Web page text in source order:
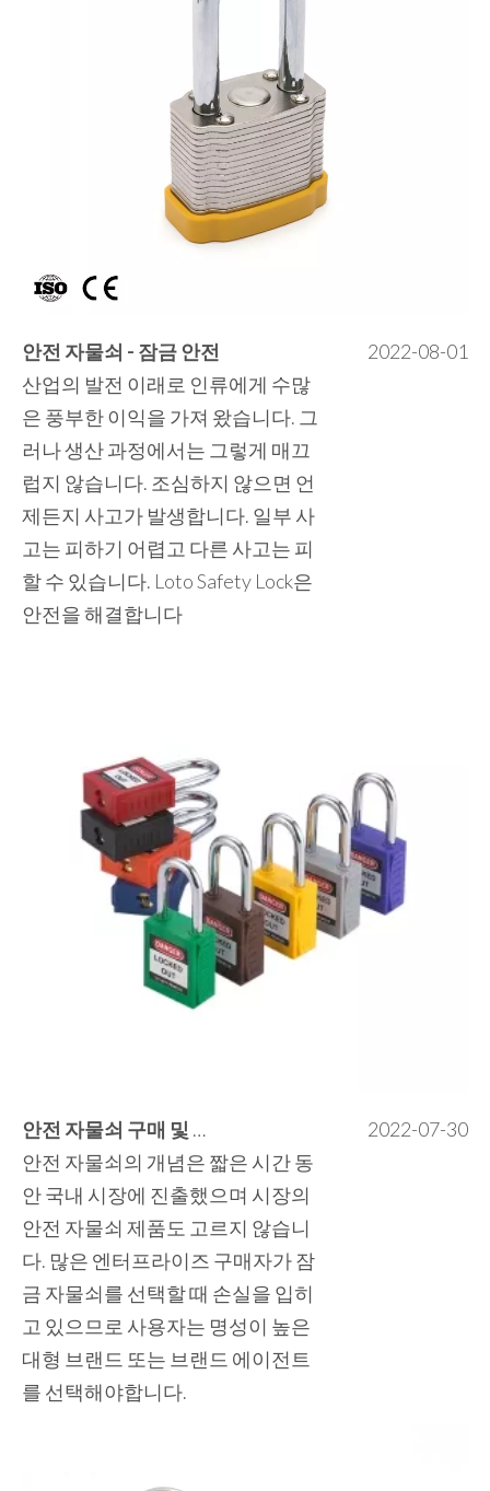
안전 자물쇠 - 잠금 안전
산업의 발전 이래로 인류에게 수많
은 풍부한 이익을 가져 왔습니다. 그
러나 생산 과정에서는 그렇게 매끄
럽지 않습니다. 조심하지 않으면 언
제든지 사고가 발생합니다. 일부 사
고는 피하기 어렵고 다른 사고는 피
할 수 있습니다. Loto Safety Lock은
안전을 해결합니다
2022-08-01
안전 자물쇠 구매 및 유지 보수
안전 자물쇠의 개념은 짧은 시간 동
안 국내 시장에 진출했으며 시장의
안전 자물쇠 제품도 고르지 않습니
다. 많은 엔터프라이즈 구매자가 잠
금 자물쇠를 선택할 때 손실을 입히
고 있으므로 사용자는 명성이 높은
대형 브랜드 또는 브랜드 에이전트
를 선택해야합니다.
2022-07-30